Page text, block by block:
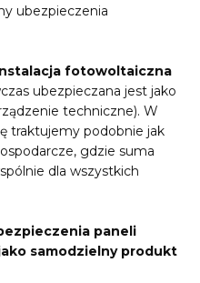
ubezpieczenia
fotowoltaiczna
ubezpieczana jest jako
techniczne). W
traktujemy podobnie jak
gdzie suma
dla wszystkich
paneli
samodzielny produkt